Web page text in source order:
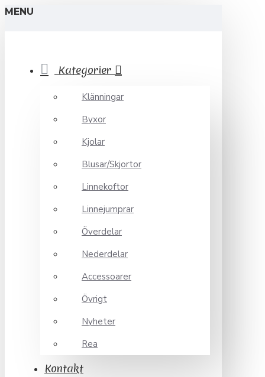
MENU
Kategorier
Klänningar
Byxor
Kjolar
Blusar/Skjortor
Linnekoftor
Linnejumprar
Överdelar
Nederdelar
Accessoarer
Övrigt
Nyheter
Rea
Kontakt